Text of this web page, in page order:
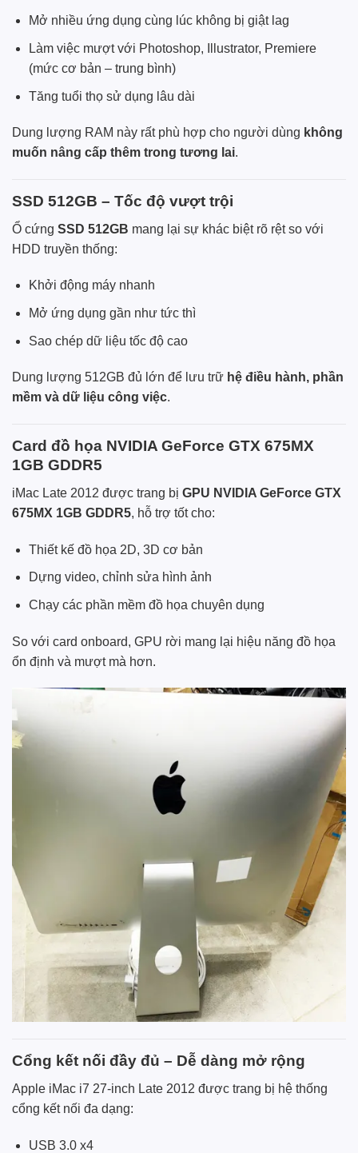
Mở nhiều ứng dụng cùng lúc không bị giật lag
Làm việc mượt với Photoshop, Illustrator, Premiere
(mức cơ bản – trung bình)
Tăng tuổi thọ sử dụng lâu dài
Dung lượng RAM này rất phù hợp cho người dùng không
muốn nâng cấp thêm trong tương lai.
SSD 512GB – Tốc độ vượt trội
Ổ cứng SSD 512GB mang lại sự khác biệt rõ rệt so với
HDD truyền thống:
Khởi động máy nhanh
Mở ứng dụng gần như tức thì
Sao chép dữ liệu tốc độ cao
Dung lượng 512GB đủ lớn để lưu trữ hệ điều hành, phần
mềm và dữ liệu công việc.
Card đồ họa NVIDIA GeForce GTX 675MX
1GB GDDR5
iMac Late 2012 được trang bị GPU NVIDIA GeForce GTX
675MX 1GB GDDR5, hỗ trợ tốt cho:
Thiết kế đồ họa 2D, 3D cơ bản
Dựng video, chỉnh sửa hình ảnh
Chạy các phần mềm đồ họa chuyên dụng
So với card onboard, GPU rời mang lại hiệu năng đồ họa
ổn định và mượt mà hơn.
Cổng kết nối đầy đủ – Dễ dàng mở rộng
Apple iMac i7 27-inch Late 2012 được trang bị hệ thống
cổng kết nối đa dạng:
USB 3.0 x4